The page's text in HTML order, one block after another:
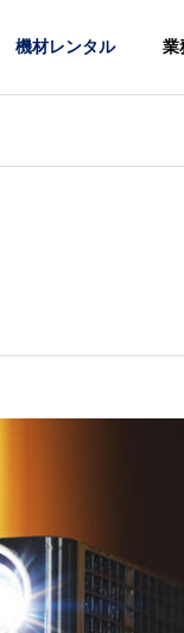
機材レンタル 業